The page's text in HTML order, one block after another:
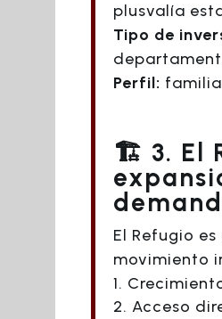
plusvalía
Tipo de
Perfil:
🏗️ 3. El
El Refugio
movimiento
Acceso